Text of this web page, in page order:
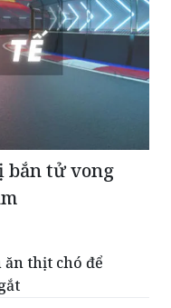
bắn tử vong
thịt chó để
người thiệt